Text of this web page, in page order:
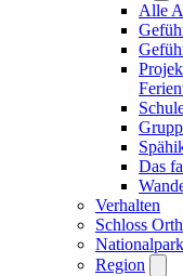
Alle
Das
Verhalten
Schloss
Region